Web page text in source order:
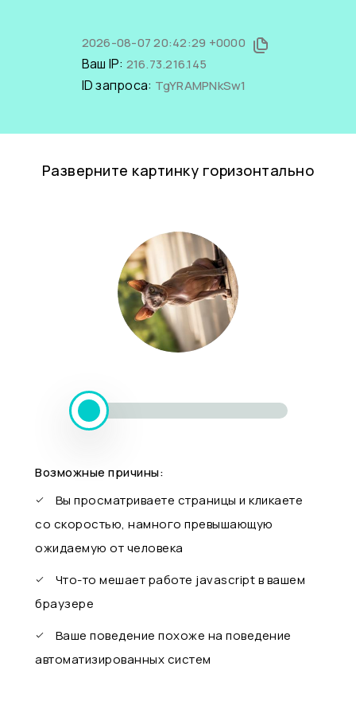
2026-08-07 20:42:29 +0000
Ваш IP: 216.73.216.145
ID запроса: TgYRAMPNkSw1
Разверните картинку горизонтально
Возможные причины:
Вы просматриваете страницы и кликаете
со скоростью, намного превышающую
ожидаемую от человека
Что-то мешает работе javascript в вашем
браузере
Ваше поведение похоже на поведение
автоматизированных систем